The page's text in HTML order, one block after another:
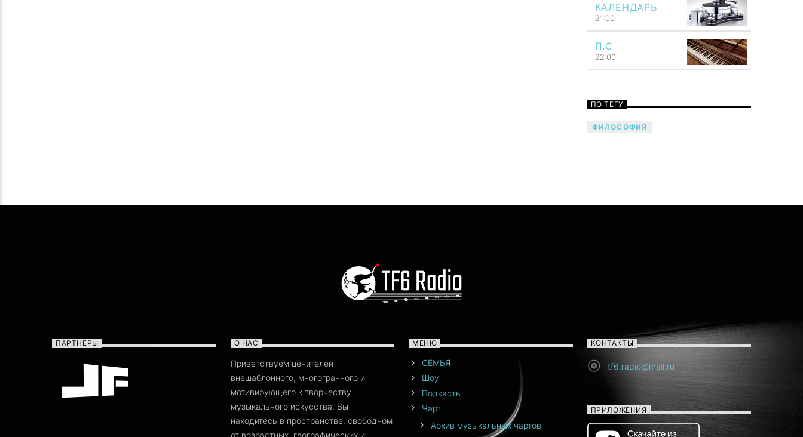
КАЛЕНДАРЬ
21:00
П.С
22:00
ПО ТЕГУ
ФИЛОСОФИЯ
ПАРТНЕРЫ О НАС
Приветствуем ценителей
внешаблонного, многогранного и
мотивирующего к творчеству
музыкального искусства. Вы
находитесь в пространстве, свободном
МЕНЮ
СЕМЬЯ
Шоу
Подкасты
Чарт
Архив музыкальных чартов
КОНТАКТЫ
tf6.radio@mail.ru
ПРИЛОЖЕНИЯ